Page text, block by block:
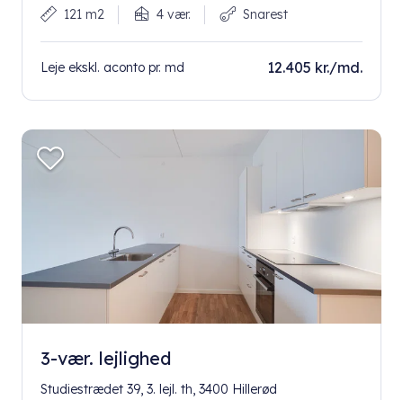
121 m2 4 vær. Snarest
Leje ekskl. aconto pr. md 12.405 kr./md.
3-vær. lejlighed
Studiestrædet 39, 3. lejl. th, 3400 Hillerød